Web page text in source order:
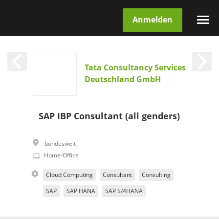
Anmelden
Tata Consultancy Services
Deutschland GmbH
SAP IBP Consultant (all genders)
bundesweit
Home-Office
Cloud Computing Consultant Consulting
SAP SAP HANA SAP S/4HANA